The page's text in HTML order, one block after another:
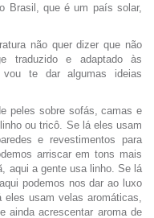
Brasil, que é um país solar,
não quer dizer que não
traduzido e adaptado às
te dar algumas ideias
peles sobre sofás, camas e
ou tricô. Se lá eles usam
e revestimentos para
arriscar em tons mais
aqui a gente usa linho. Se lá
podemos nos dar ao luxo
usam velas aromáticas,
ainda acrescentar aroma de